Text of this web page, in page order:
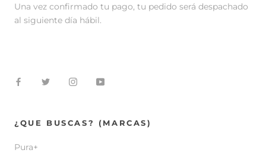
Una vez confirmado tu pago, tu pedido será despachado
al siguiente día hábil.
¿QUE BUSCAS? (MARCAS)
Pura+